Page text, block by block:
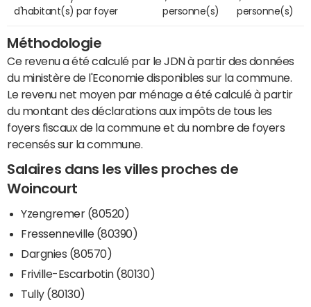
d'habitant(s) par foyer
personne(s)
personne(s)
Méthodologie
Ce revenu a été calculé par le JDN à partir des données
du ministère de l'Economie disponibles sur la commune.
Le revenu net moyen par ménage a été calculé à partir
du montant des déclarations aux impôts de tous les
foyers fiscaux de la commune et du nombre de foyers
recensés sur la commune.
Salaires dans les villes proches de
Woincourt
Yzengremer (80520)
Fressenneville (80390)
Dargnies (80570)
Friville-Escarbotin (80130)
Tully (80130)